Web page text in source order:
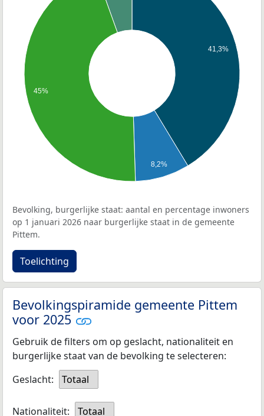
41,3%
8,2%
45%
Bevolking, burgerlijke staat: aantal en percentage inwoners
op 1 januari 2026 naar burgerlijke staat in de gemeente
Pittem.
Toelichting
Bevolkingspiramide gemeente Pittem
voor 2025
Gebruik de filters om op geslacht, nationaliteit en
burgerlijke staat van de bevolking te selecteren:
Geslacht:
Totaal
Nationaliteit: Totaal